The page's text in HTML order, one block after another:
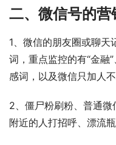
二、微信号的营
1、微信的朋友圈或聊天
词，重点监控的有“金融”
感词，以及微信只加人
2、僵尸粉刷粉、普通
附近的人打招呼、漂流